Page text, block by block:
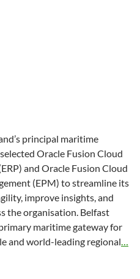
principal maritime
Oracle Fusion Cloud
and Oracle Fusion Cloud
(EPM) to streamline its
improve insights, and
the organisation. Belfast
maritime gateway for
and world-leading regional…